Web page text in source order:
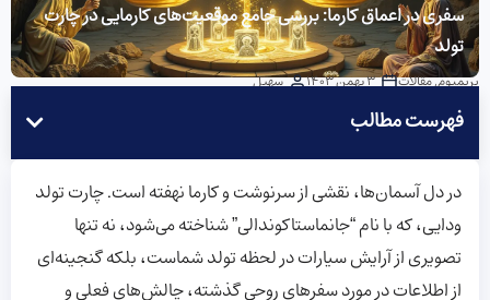
سفری در اعماق کارما: بررسی جامع موقعیت‌های کارمایی در چارت
تولد
پریمیوم,مقالات 3 بهمن 1403 سهیل
فهرست مطالب
در دل آسمان‌ها، نقشی از سرنوشت و کارما نهفته است. چارت تولد
ودایی، که با نام “جانماستاکوندالی” شناخته می‌شود، نه تنها
تصویری از آرایش سیارات در لحظه تولد شماست، بلکه گنجینه‌ای
از اطلاعات در مورد سفرهای روحی گذشته، چالش‌های فعلی و